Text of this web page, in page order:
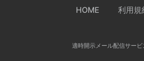
HOME 利用規
適時開示メール配信サー